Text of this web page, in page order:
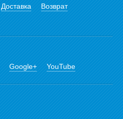
Доставка
Возврат
Google+ YouTube